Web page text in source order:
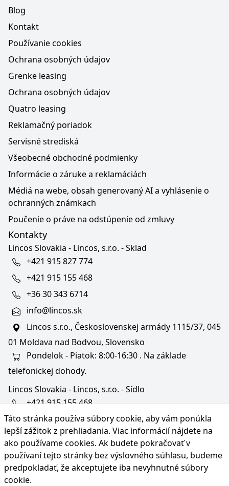
Táto stránka používa súbory cookie, aby vám ponúkla
lepší zážitok z prehliadania. Viac informácií nájdete na
ako používame cookies. Ak budete pokračovať v
používaní tejto stránky bez výslovného súhlasu, budeme
predpokladať, že akceptujete iba nevyhnutné súbory
cookie.
Blog
Kontakt
Používanie cookies
Ochrana osobných údajov
Grenke leasing
Ochrana osobných údajov
Quatro leasing
Reklamačný poriadok
Servisné strediská
Všeobecné obchodné podmienky
Informácie o záruke a reklamáciách
Médiá na webe, obsah generovaný AI a vyhlásenie o
ochranných známkach
Poučenie o práve na odstúpenie od zmluvy
Kontakty
Lincos Slovakia - Lincos, s.r.o. - Sklad
+421 915 827 774
+421 915 155 468
+36 30 343 6714
info@lincos.sk
Lincos s.r.o., Československej armády 1115/37, 045
01 Moldava nad Bodvou, Slovensko
Pondelok - Piatok: 8:00-16:30 . Na základe
telefonickej dohody.
Lincos Slovakia - Lincos, s.r.o. - Sídlo
+421 915 155 468
+36/30 343 6714
bratislava@lincos.sk
Lincos s.r.o., Rustaveliho 4, 831 06 Bratislava - m. č.
Rača, Slovensko
Iba sídlo firmy